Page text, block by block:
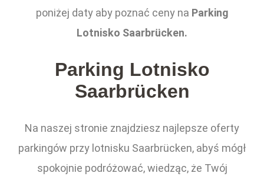
poniżej daty aby poznać ceny na Parking
Lotnisko Saarbrücken.
Parking Lotnisko
Saarbrücken
Na naszej stronie znajdziesz najlepsze oferty
parkingów przy lotnisku Saarbrücken, abyś mógł
spokojnie podróżować, wiedząc, że Twój